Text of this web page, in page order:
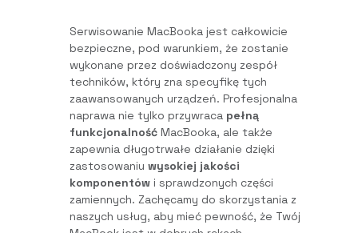
Serwisowanie MacBooka jest całkowicie
bezpieczne, pod warunkiem, że zostanie
wykonane przez doświadczony zespół
techników, który zna specyfikę tych
zaawansowanych urządzeń. Profesjonalna
naprawa nie tylko przywraca pełną
funkcjonalność MacBooka, ale także
zapewnia długotrwałe działanie dzięki
zastosowaniu wysokiej jakości
komponentów i sprawdzonych części
zamiennych. Zachęcamy do skorzystania z
naszych usług, aby mieć pewność, że Twój